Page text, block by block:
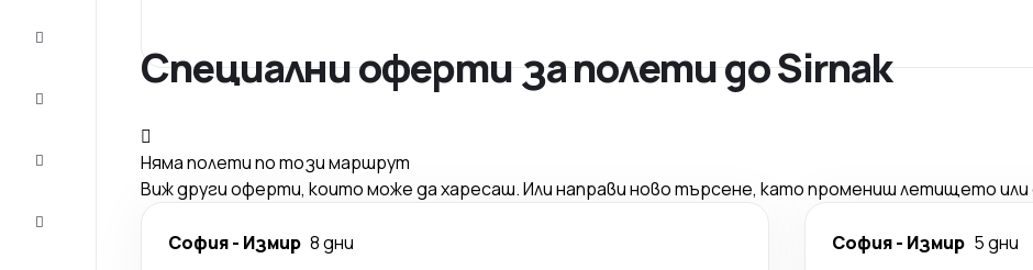
Специални оферти за полети до Sirnak
Няма полети по този маршрут
Виж други оферти, които може да харесаш. Или направи ново търсене, като промениш летището
София- Измир 8 дни София- Измир 5 дни